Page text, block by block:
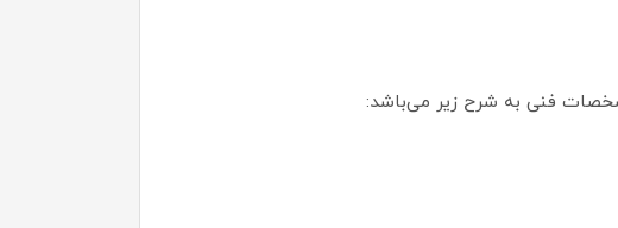
فنی به شرح زیر می‌باشد: